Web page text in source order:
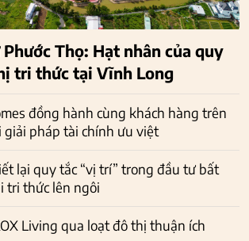
Phước Thọ: Hạt nhân của quy
tri thức tại Vĩnh Long
đồng hành cùng khách hàng trên
giải pháp tài chính ưu việt
lại quy tắc “vị trí” trong đầu tư bất
tri thức lên ngôi
Living qua loạt đô thị thuận ích